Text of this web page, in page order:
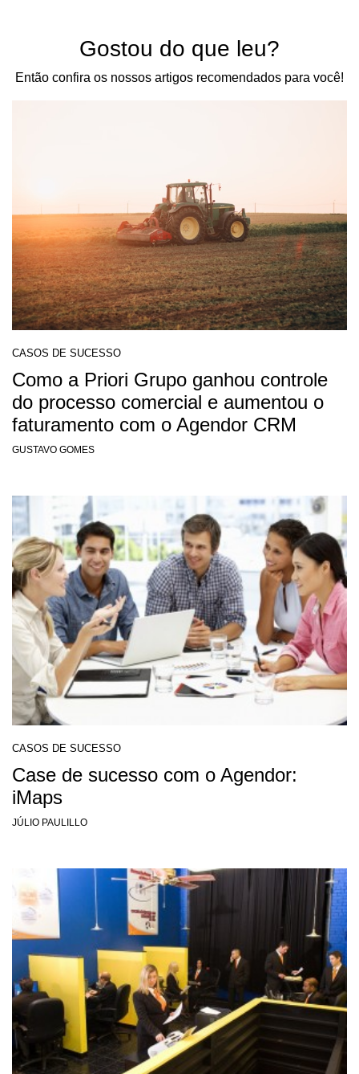
Gostou do que leu?
Então confira os nossos artigos recomendados para você!
CASOS DE SUCESSO
Como a Priori Grupo ganhou controle
do processo comercial e aumentou o
faturamento com o Agendor CRM
GUSTAVO GOMES
CASOS DE SUCESSO
Case de sucesso com o Agendor:
iMaps
JÚLIO PAULILLO